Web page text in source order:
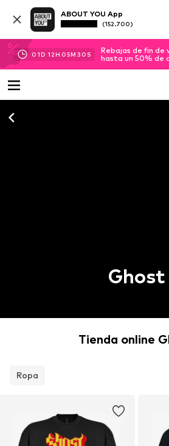
ABOUT YOU App
(152.700)
01D 12H 05M 29 S
Rebajas de fin de
hasta un 50% de
Ghost
Tienda online
Ropa